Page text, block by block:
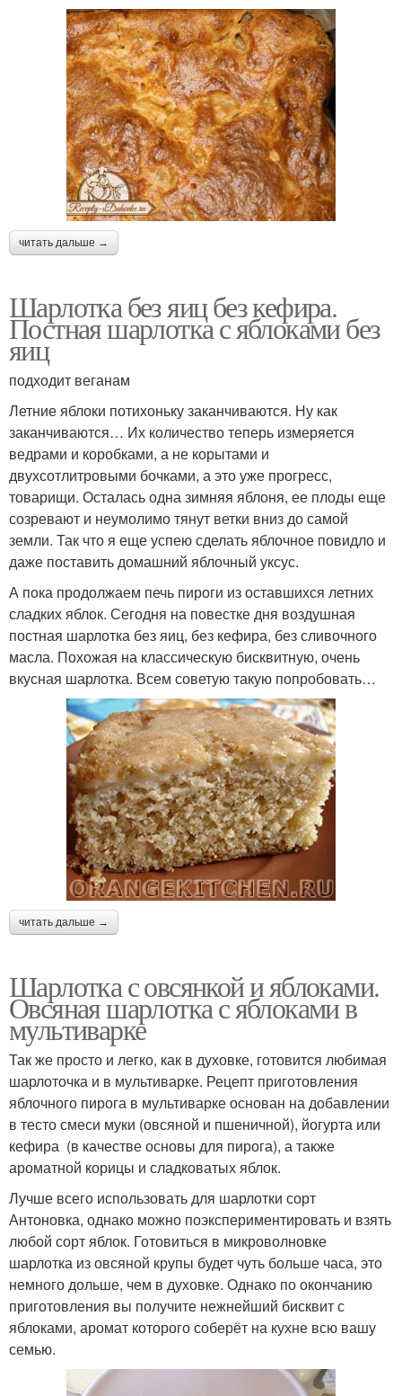
читать дальше →
Шарлотка без яиц без кефира.
Постная шарлотка с яблоками без
яиц
подходит веганам
Летние яблоки потихоньку заканчиваются. Ну как
заканчиваются… Их количество теперь измеряется
ведрами и коробками, а не корытами и
двухсотлитровыми бочками, а это уже прогресс,
товарищи. Осталась одна зимняя яблоня, ее плоды еще
созревают и неумолимо тянут ветки вниз до самой
земли. Так что я еще успею сделать яблочное повидло и
даже поставить домашний яблочный уксус.
А пока продолжаем печь пироги из оставшихся летних
сладких яблок. Сегодня на повестке дня воздушная
постная шарлотка без яиц, без кефира, без сливочного
масла. Похожая на классическую бисквитную, очень
вкусная шарлотка. Всем советую такую попробовать…
читать дальше →
Шарлотка с овсянкой и яблоками.
Овсяная шарлотка с яблоками в
мультиварке
Так же просто и легко, как в духовке, готовится любимая
шарлоточка и в мультиварке. Рецепт приготовления
яблочного пирога в мультиварке основан на добавлении
в тесто смеси муки (овсяной и пшеничной), йогурта или
кефира (в качестве основы для пирога), а также
ароматной корицы и сладковатых яблок.
Лучше всего использовать для шарлотки сорт
Антоновка, однако можно поэкспериментировать и взять
любой сорт яблок. Готовиться в микроволновке
шарлотка из овсяной крупы будет чуть больше часа, это
немного дольше, чем в духовке. Однако по окончанию
приготовления вы получите нежнейший бисквит с
яблоками, аромат которого соберёт на кухне всю вашу
семью.